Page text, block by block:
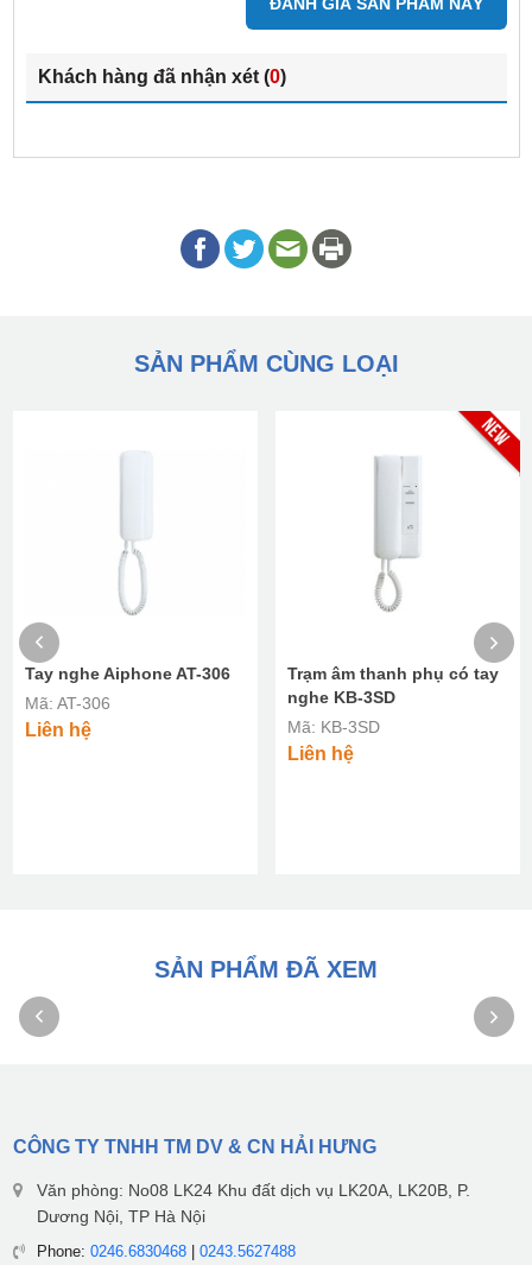
Khách hàng đã nhận xét (0)
SẢN PHẨM CÙNG LOẠI
Tay nghe Aiphone AT-306
Mã: AT-306
Liên hệ
Trạm âm thanh phụ có tay
nghe KB-3SD
Mã: KB-3SD
Liên hệ
SẢN PHẨM ĐÃ XEM
CÔNG TY TNHH TM DV & CN HẢI HƯNG
Văn phòng: No08 LK24 Khu đất dịch vụ LK20A, LK20B, P.
Dương Nội, TP Hà Nội
Phone: 0246.6830468| 0243.5627488